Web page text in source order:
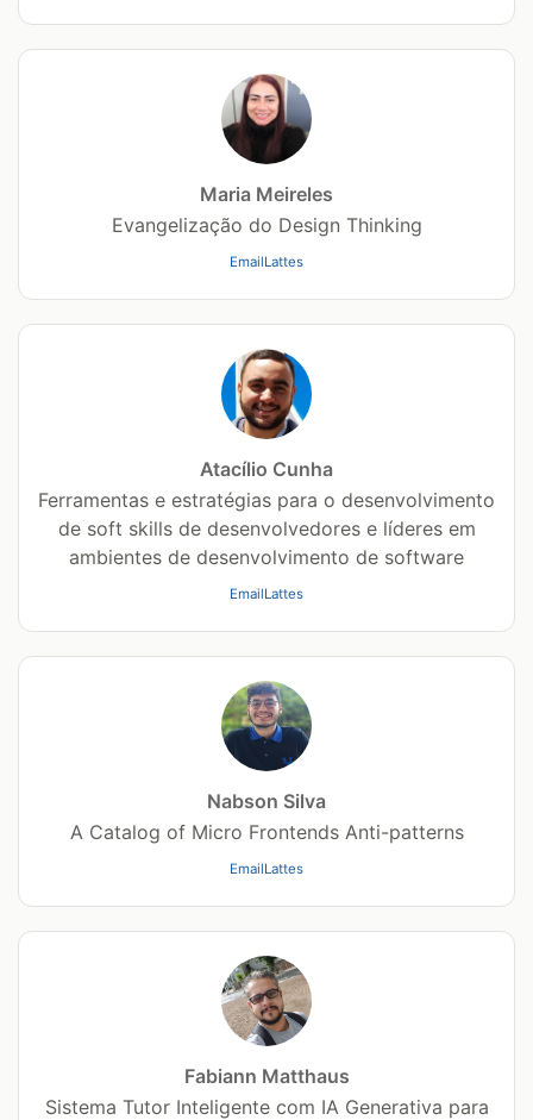
Maria Meireles
Evangelização do Design Thinking
EmailLattes
Atacílio Cunha
Ferramentas e estratégias para o desenvolvimento
de soft skills de desenvolvedores e líderes em
ambientes de desenvolvimento de software
EmailLattes
Nabson Silva
A Catalog of Micro Frontends Anti-patterns
EmailLattes
Fabiann Matthaus
Sistema Tutor Inteligente com IA Generativa para